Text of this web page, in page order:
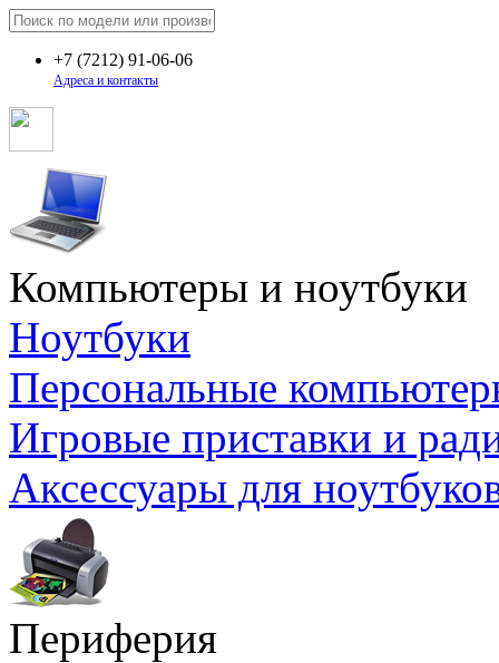
+7 (7212) 91-06-06
Адреса и контакты
Компьютеры и ноутбуки
Ноутбуки
Персональные
Игровые приставки и
Аксессуары для
Периферия